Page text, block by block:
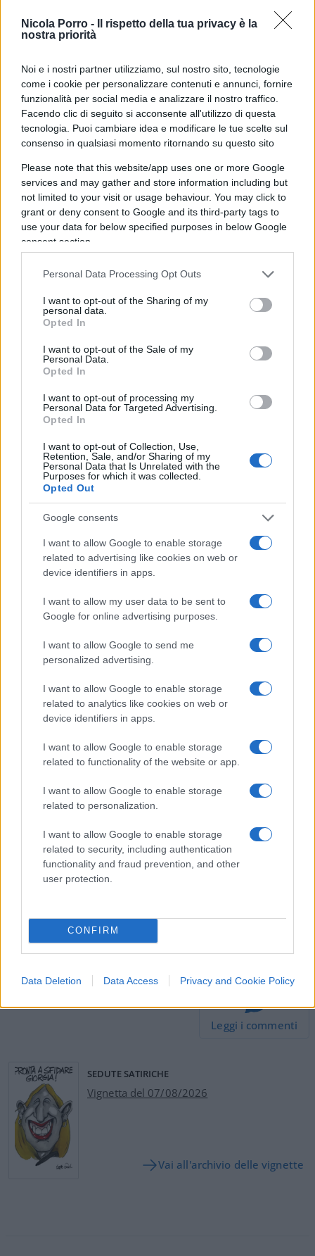
Nicola Porro -
Il rispetto della tua privacy è la
nostra priorità
Noi e i nostri partner utilizziamo, sul nostro sito, tecnologie
come i cookie per personalizzare contenuti e annunci, fornire
funzionalità per social media e analizzare il nostro traffico.
Facendo clic di seguito si acconsente all'utilizzo di questa
tecnologia. Puoi cambiare idea e modificare le tue scelte sul
consenso in qualsiasi momento ritornando su questo sito
Please note that this website/app uses one or more Google
services and may gather and store information including but
not limited to your visit or usage behaviour. You may click to
grant or deny consent to Google and its third-party tags to
use your data for below specified purposes in below Google
consent section.
Personal Data Processing Opt Outs
I want to opt-out of the Sharing of my
personal data.
Opted In
I want to opt-out of the Sale of my
Personal Data.
Opted In
I want to opt-out of processing my
Personal Data for Targeted Advertising.
Opted In
I want to opt-out of Collection, Use,
Retention, Sale, and/or Sharing of my
Personal Data that Is Unrelated with the
Purposes for which it was collected.
Opted Out
Google consents
I want to allow Google to enable storage
related to advertising like cookies on web or
device identifiers in apps.
I want to allow my user data to be sent to
Google for online advertising purposes.
I want to allow Google to send me
personalized advertising.
I want to allow Google to enable storage
related to analytics like cookies on web or
device identifiers in apps.
I want to allow Google to enable storage
related to functionality of the website or app.
I want to allow Google to enable storage
related to personalization.
I want to allow Google to enable storage
related to security, including authentication
functionality and fraud prevention, and other
user protection.
CONFIRM
Data Deletion Data Access Privacy and Cookie Policy
In questi otto mesi di guerra, Lukashenko è stato il
principale braccio destro di Putin. Da una parte,
non solo perché rimane uno dei pochi territori ex
Urss ancora fedeli a Mosca; ma perché,
soprattutto nella prima fase del conflitto, quando
il Cremlino puntava alla conquista di Kiev, Minsk
rappresentava il principalecanale di passaggio
dell’Ucraina. Una posizione strategicamente
rilevante, almeno per l’iniziale scopo di Vladimir
Putin.
Nel frattempo, sempre a sostegno della causa di
Mosca, Lukashenko ha annunciato l’intenzione di
promulgare un decreto, con il quale verrebbero
sospesi i voli dei rifugiati ucraini sul territorio di
Minsk. Immediata è stata la replica dell’Unione
Europea, che ha promesso l’applicazione di
“sanzioni molto dure”.
volgere sempre più a favore della resistenza.
Secondo le fonti del governo Zelensky, i soldati
russi, uccisi dal 24 febbraio, sarebbero la
mastodontica cifra di
veicoli blindati per il trasporto delle truppe. Il
Donbass rimane il territorio più acceso. Poche ore
causato tre morti civili, fino ad arrivare alle 17
vittime dell’attacco a Zaporizhzhya, dove la
centrale nucleare locale è stata nazionalizzata
pochi giorni fa dal regime di Putin.
Il Cremlino, nel frattempo, ha aperto un’indagine
governativa circa le causa dell’esplosione,
avvenuta ieri sul ponte di Kerch. I dubbi sembrano
pochi: è molto probabile che si tratti di un
, in
un’azione svincolata dal via libera degli Stati Uniti.
qualsiasi forma di responsabilità.
#BIELORUSSIA
#CRIMEA
#GUERRA RUSSIA UCRAINA
#LUKASHENKO
Leggi i commenti
SEDUTE SATIRICHE
Vignetta del 07/08/2026
Vai all'archivio delle vignette